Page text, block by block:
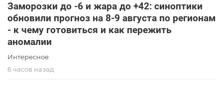
Заморозки до -6 и жара до +42: синоптики
обновили прогноз на 8-9 августа по регионам
- к чему готовиться и как пережить
аномалии
Интересное
6 часов назад